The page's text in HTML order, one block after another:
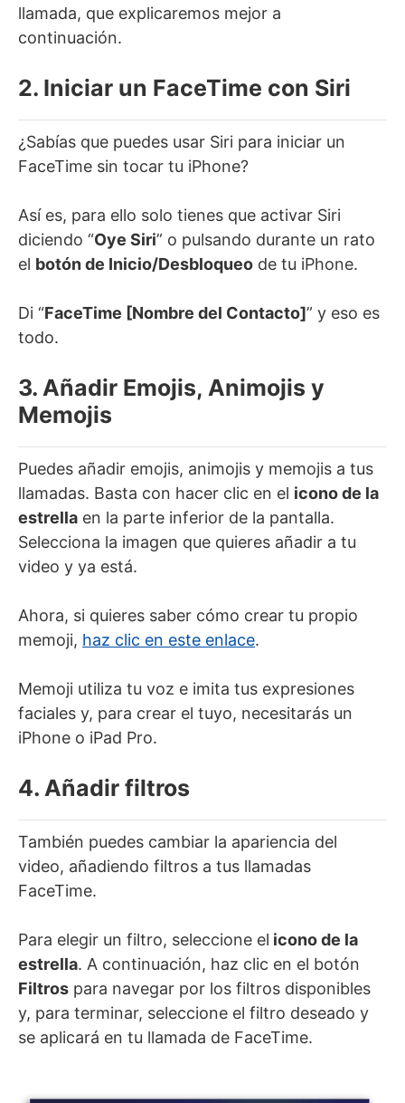
llamada, que explicaremos mejor a
continuación.
2. Iniciar un FaceTime con Siri
¿Sabías que puedes usar Siri para iniciar un
FaceTime sin tocar tu iPhone?
Así es, para ello solo tienes que activar Siri
diciendo “Oye Siri” o pulsando durante un rato
el botón de Inicio/Desbloqueo de tu iPhone.
Di “FaceTime [Nombre del Contacto]” y eso es
todo.
3. Añadir Emojis, Animojis y
Memojis
Puedes añadir emojis, animojis y memojis a tus
llamadas. Basta con hacer clic en el icono de la
estrella en la parte inferior de la pantalla.
Selecciona la imagen que quieres añadir a tu
video y ya está.
Ahora, si quieres saber cómo crear tu propio
memoji, haz clic en este enlace.
Memoji utiliza tu voz e imita tus expresiones
faciales y, para crear el tuyo, necesitarás un
iPhone o iPad Pro.
4. Añadir filtros
También puedes cambiar la apariencia del
video, añadiendo filtros a tus llamadas
FaceTime.
Para elegir un filtro, seleccione el icono de la
estrella. A continuación, haz clic en el botón
Filtros para navegar por los filtros disponibles
y, para terminar, seleccione el filtro deseado y
se aplicará en tu llamada de FaceTime.